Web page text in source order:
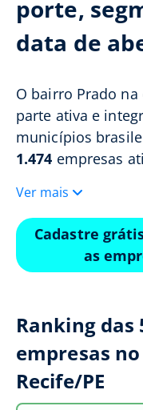
porte,
data de
O bairro Prado na
parte ativa e
municípios
1.474 empresas
Ver mais
Cadastre
as
Ranking das
empresas
Recife/PE